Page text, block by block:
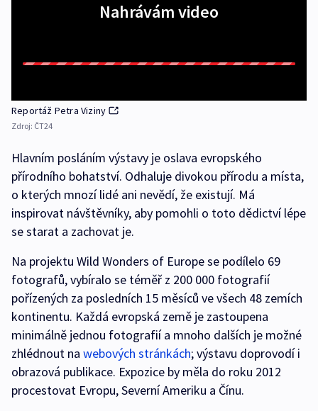
Nahrávám video
Reportáž Petra Viziny
Zdroj: ČT24
Hlavním posláním výstavy je oslava evropského
přírodního bohatství. Odhaluje divokou přírodu a místa,
o kterých mnozí lidé ani nevědí, že existují. Má
inspirovat návštěvníky, aby pomohli o toto dědictví lépe
se starat a zachovat je.
Na projektu Wild Wonders of Europe se podílelo 69
fotografů, vybíralo se téměř z 200 000 fotografií
pořízených za posledních 15 měsíců ve všech 48 zemích
kontinentu. Každá evropská země je zastoupena
minimálně jednou fotografií a mnoho dalších je možné
zhlédnout na webových stránkách; výstavu doprovodí i
obrazová publikace. Expozice by měla do roku 2012
procestovat Evropu, Severní Ameriku a Čínu.